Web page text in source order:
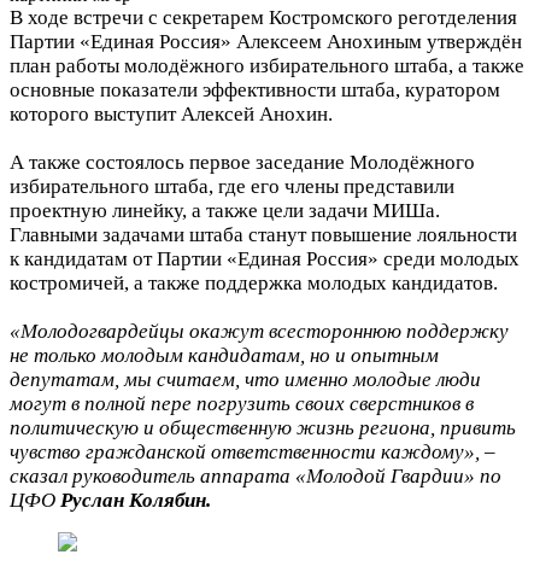
В ходе встречи с секретарем Костромского реготделения
Партии «Единая Россия» Алексеем Анохиным утверждён
план работы молодёжного избирательного штаба, а также
основные показатели эффективности штаба, куратором
которого выступит Алексей Анохин.
А также состоялось первое заседание Молодёжного
избирательного штаба, где его члены представили
проектную линейку, а также цели задачи МИШа.
Главными задачами штаба станут повышение лояльности
к кандидатам от Партии «Единая Россия» среди молодых
костромичей, а также поддержка молодых кандидатов.
«Молодогвардейцы окажут всестороннюю поддержку
не только молодым кандидатам, но и опытным
депутатам, мы считаем, что именно молодые люди
могут в полной пере погрузить своих сверстников в
политическую и общественную жизнь региона, привить
чувство гражданской ответственности каждому», –
сказал руководитель аппарата «Молодой Гвардии» по
ЦФО Руслан Колябин.